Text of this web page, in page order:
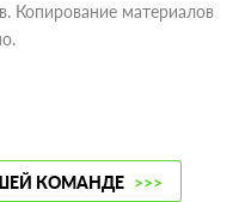
Копирование материалов
КОМАНДЕ >>>